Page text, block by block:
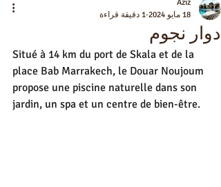
دوار نجوم
Aziz
18 مايو 2024
1 دقيقة قراءة
Situé à 14 km du port de Skala et de la
place Bab Marrakech, le Douar Noujoum
propose une piscine naturelle dans son
jardin, un spa et un centre de bien-être.